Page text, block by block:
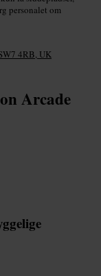
personalet om
4RB, UK
Arcade